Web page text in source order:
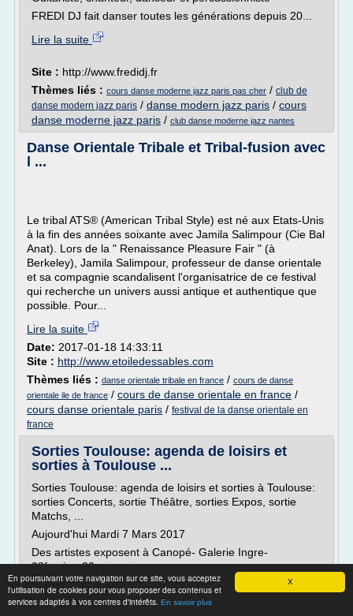
X
En poursuivant votre navigation sur ce site, vous acceptez
l'utilisation de cookies pour vous proposer des contenus et
services adaptés à vos centres d'intérêts. En savoir plus
FREDI DJ fait danser toutes les générations depuis 20...
Lire la suite
Site : http://www.fredidj.fr
Thèmes liés : cours danse moderne jazz paris pas cher / club de
danse modern jazz paris / danse modern jazz paris / cours
danse moderne jazz paris / club danse moderne jazz nantes
Danse Orientale Tribale et Tribal-fusion avec
l ...
Le tribal ATS® (American Tribal Style) est né aux Etats-Unis
à la fin des années soixante avec Jamila Salimpour (Cie Bal
Anat). Lors de la " Renaissance Pleasure Fair " (à
Berkeley), Jamila Salimpour, professeur de danse orientale
et sa compagnie scandalisent l'organisatrice de ce festival
qui recherche un univers aussi antique et authentique que
possible. Pour...
Lire la suite
Date: 2017-01-18 14:33:11
Site : http://www.etoiledessables.com
Thèmes liés : danse orientale tribale en france / cours de danse
orientale ile de france / cours de danse orientale en france /
cours danse orientale paris / festival de la danse orientale en
france
Sorties Toulouse: agenda de loisirs et
sorties à Toulouse ...
Sorties Toulouse: agenda de loisirs et sorties à Toulouse:
sorties Concerts, sortie Théâtre, sorties Expos, sortie
Matchs, ...
Aujourd'hui Mardi 7 Mars 2017
Des artistes exposent à Canopé- Galerie Ingre-
28fevrier>30 mars
68 Boulevard de Strasbourg 31000 toulouse
0561994848